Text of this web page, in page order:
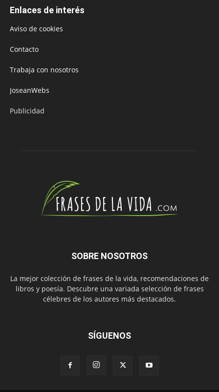
Enlaces de interés
Aviso de cookies
Contacto
Trabaja con nosotros
JoseanWebs
Publicidad
SOBRE NOSOTROS
La mejor colección de frases de la vida, recomendaciones de
libros y poesía. Descubre una variada selección de frases
célebres de los autores más destacados.
SÍGUENOS